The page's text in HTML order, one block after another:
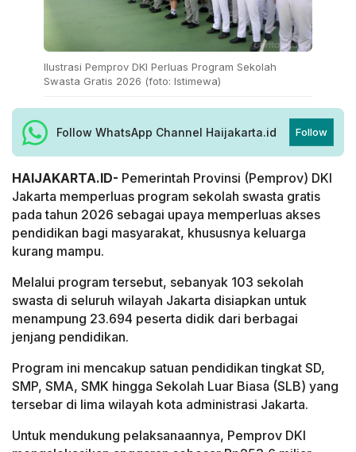
Ilustrasi Pemprov DKI Perluas Program Sekolah
Swasta Gratis 2026 (foto: Istimewa)
Follow WhatsApp Channel Haijakarta.id Follow
HAIJAKARTA.ID- Pemerintah Provinsi (Pemprov) DKI
Jakarta memperluas program sekolah swasta gratis
pada tahun 2026 sebagai upaya memperluas akses
pendidikan bagi masyarakat, khususnya keluarga
kurang mampu.
Melalui program tersebut, sebanyak 103 sekolah
swasta di seluruh wilayah Jakarta disiapkan untuk
menampung 23.694 peserta didik dari berbagai
jenjang pendidikan.
Program ini mencakup satuan pendidikan tingkat SD,
SMP, SMA, SMK hingga Sekolah Luar Biasa (SLB) yang
tersebar di lima wilayah kota administrasi Jakarta.
Untuk mendukung pelaksanaannya, Pemprov DKI